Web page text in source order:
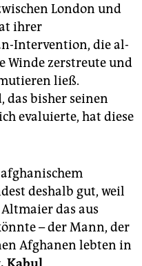
London und
ihrer
Intervention, die al-
Winde zerstreute und
ließ.
das bisher seinen
evaluierte, hat diese
deshalb gut, weil
das aus
– der Mann, der
Afghanen lebten in